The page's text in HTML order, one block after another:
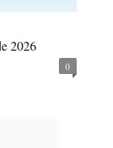
2026
0